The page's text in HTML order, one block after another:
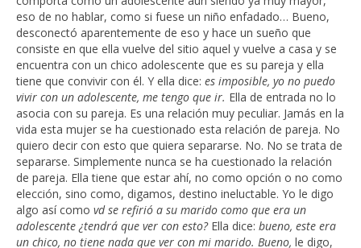
eso de no hablar, como si fuese un niño enfadado… Bueno,
desconectó aparentemente de eso y hace un sueño que
consiste en que ella vuelve del sitio aquel y vuelve a casa y se
encuentra con un chico adolescente que es su pareja y ella
tiene que convivir con él. Y ella dice: es imposible, yo no puedo
vivir con un adolescente, me tengo que ir. Ella de entrada no lo
asocia con su pareja. Es una relación muy peculiar. Jamás en la
vida esta mujer se ha cuestionado esta relación de pareja. No
quiero decir con esto que quiera separarse. No. No se trata de
separarse. Simplemente nunca se ha cuestionado la relación
de pareja. Ella tiene que estar ahí, no como opción o no como
elección, sino como, digamos, destino ineluctable. Yo le digo
algo así como vd se refirió a su marido como que era un
adolescente ¿tendrá que ver con esto? Ella dice: bueno, este era
un chico, no tiene nada que ver con mi marido. Bueno, le digo,